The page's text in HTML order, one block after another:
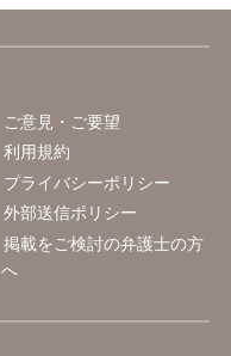
ご意見・ご要望
利用規約
プライバシーポリシー
外部送信ポリシー
掲載をご検討の弁護士の方
へ